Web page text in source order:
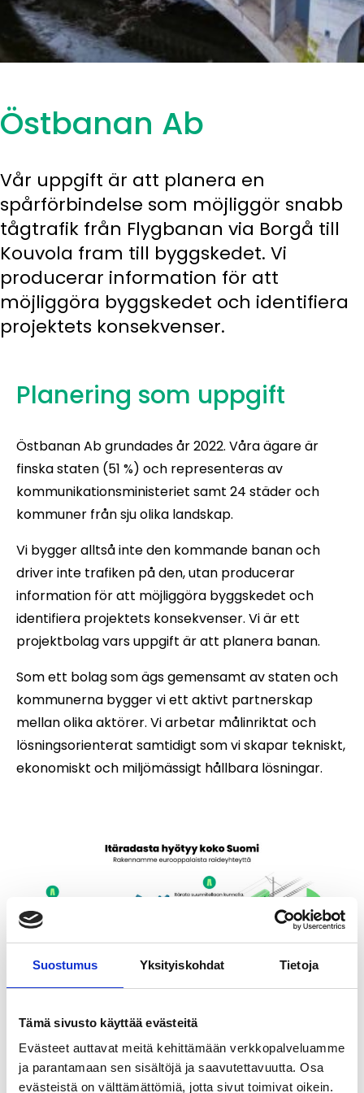
Suostumus Yksityiskohdat Tietoja
Tämä sivusto käyttää evästeitä
Evästeet auttavat meitä kehittämään verkkopalveluamme
ja parantamaan sen sisältöjä ja saavutettavuutta. Osa
evästeistä on välttämättömiä, jotta sivut toimivat oikein.
Östbanan Ab
Vår uppgift är att planera en
spårförbindelse som möjliggör snabb
tågtrafik från Flygbanan via Borgå till
Kouvola fram till byggskedet. Vi
producerar information för att
möjliggöra byggskedet och identifiera
projektets konsekvenser.
Planering som uppgift
Östbanan Ab grundades år 2022. Våra ägare är
finska staten (51 %) och representeras av
kommunikationsministeriet samt 24 städer och
kommuner från sju olika landskap.
Vi bygger alltså inte den kommande banan och
driver inte trafiken på den, utan producerar
information för att möjliggöra byggskedet och
identifiera projektets konsekvenser. Vi är ett
projektbolag vars uppgift är att planera banan.
Som ett bolag som ägs gemensamt av staten och
kommunerna bygger vi ett aktivt partnerskap
mellan olika aktörer. Vi arbetar målinriktat och
lösningsorienterat samtidigt som vi skapar tekniskt,
ekonomiskt och miljömässigt hållbara lösningar.